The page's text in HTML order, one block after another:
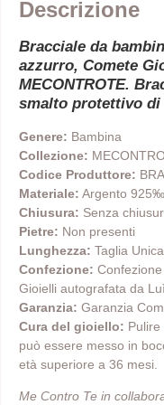
Descrizione
Bracciale da
azzurro, Comete
MECONTROTE.
smalto protettivo di
Genere: Bambina
Collezione:
Codice Produttore:
Materiale: Argento 925‰
Chiusura: Senza
Pietre: Non presenti
Lunghezza: Taglia
Confezione:
Gioielli autografata da
Garanzia: Garanzia
Cura del gioiello:
può essere messo in
età superiore a 36 mesi.
Me Contro Te in